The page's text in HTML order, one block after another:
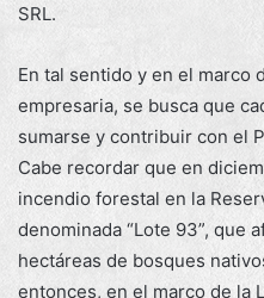
SRL.
En tal sentido y en el marco
empresaria, se busca que
sumarse y contribuir con el
Cabe recordar que en
incendio forestal en la
denominada “Lote 93”, que
hectáreas de bosques
entonces, en el marco de la